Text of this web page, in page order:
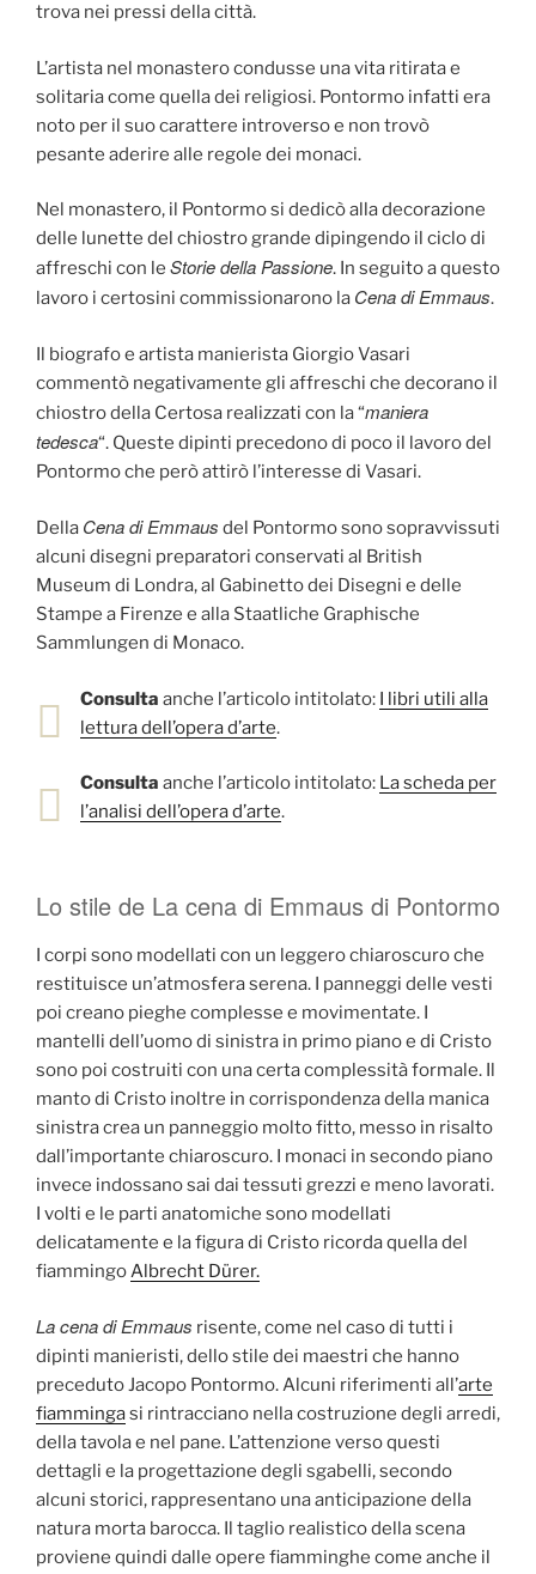
trova nei pressi della città.
L’artista nel monastero condusse una vita ritirata e
solitaria come quella dei religiosi. Pontormo infatti era
noto per il suo carattere introverso e non trovò
pesante aderire alle regole dei monaci.
Nel monastero, il Pontormo si dedicò alla decorazione
delle lunette del chiostro grande dipingendo il ciclo di
affreschi con le Storie della Passione. In seguito a questo
lavoro i certosini commissionarono la Cena di Emmaus.
Il biografo e artista manierista Giorgio Vasari
commentò negativamente gli affreschi che decorano il
chiostro della Certosa realizzati con la “maniera
tedesca“. Queste dipinti precedono di poco il lavoro del
Pontormo che però attirò l’interesse di Vasari.
Della Cena di Emmaus del Pontormo sono sopravvissuti
alcuni disegni preparatori conservati al British
Museum di Londra, al Gabinetto dei Disegni e delle
Stampe a Firenze e alla Staatliche Graphische
Sammlungen di Monaco.
Consulta anche l’articolo intitolato: I libri utili alla
lettura dell’opera d’arte.
Consulta anche l’articolo intitolato: La scheda per
l’analisi dell’opera d’arte.
Lo stile de La cena di Emmaus di Pontormo
I corpi sono modellati con un leggero chiaroscuro che
restituisce un’atmosfera serena. I panneggi delle vesti
poi creano pieghe complesse e movimentate. I
mantelli dell’uomo di sinistra in primo piano e di Cristo
sono poi costruiti con una certa complessità formale. Il
manto di Cristo inoltre in corrispondenza della manica
sinistra crea un panneggio molto fitto, messo in risalto
dall’importante chiaroscuro. I monaci in secondo piano
invece indossano sai dai tessuti grezzi e meno lavorati.
I volti e le parti anatomiche sono modellati
delicatamente e la figura di Cristo ricorda quella del
fiammingo Albrecht Dürer.
La cena di Emmaus risente, come nel caso di tutti i
dipinti manieristi, dello stile dei maestri che hanno
preceduto Jacopo Pontormo. Alcuni riferimenti all’arte
fiammingasi rintracciano nella costruzione degli arredi,
della tavola e nel pane. L’attenzione verso questi
dettagli e la progettazione degli sgabelli, secondo
alcuni storici, rappresentano una anticipazione della
natura morta barocca. Il taglio realistico della scena
proviene quindi dalle opere fiamminghe come anche il